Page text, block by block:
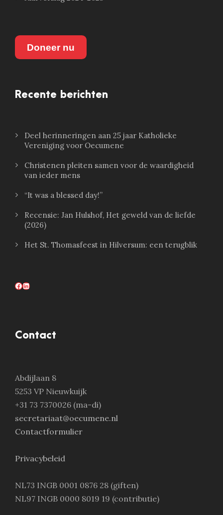
Doneer nu
Recente berichten
Deel herinneringen aan 25 jaar Katholieke
Vereniging voor Oecumene
Christenen pleiten samen voor de waardigheid
van ieder mens
“It was a blessed day!”
Recensie: Jan Hulshof, Het geweld van de liefde
(2026)
Het St. Thomasfeest in Hilversum: een terugblik
Facebook LinkedIn
Contact
Abdijlaan 8
5253 VP Nieuwkuijk
+31 73 7370026 (ma-di)
secretariaat@oecumene.nl
Contactformulier
Privacybeleid
NL73 INGB 0001 0876 28 (giften)
NL97 INGB 0000 8019 19 (contributie)